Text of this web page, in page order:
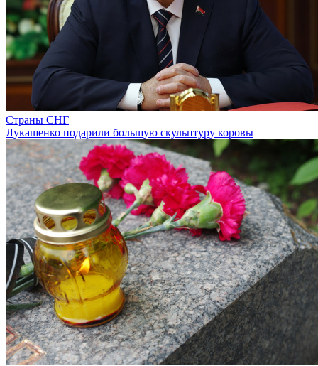
Страны СНГ
Лукашенко подарили большую скульптуру коровы